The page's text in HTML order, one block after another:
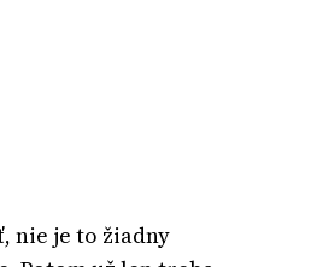
nie je to žiadny